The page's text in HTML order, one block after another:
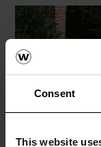
Consent
This website